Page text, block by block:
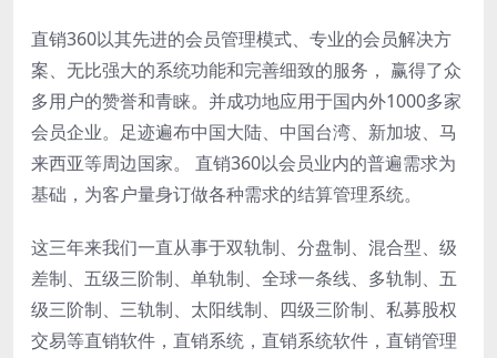
直销360以其先进的会员管理模式、专业的会员解决方
案、无比强大的系统功能和完善细致的服务， 赢得了众
多用户的赞誉和青睐。并成功地应用于国内外1000多家
会员企业。足迹遍布中国大陆、中国台湾、新加坡、马
来西亚等周边国家。 直销360以会员业内的普遍需求为
基础，为客户量身订做各种需求的结算管理系统。
这三年来我们一直从事于双轨制、分盘制、混合型、级
差制、五级三阶制、单轨制、全球一条线、多轨制、五
级三阶制、三轨制、太阳线制、四级三阶制、私募股权
交易等直销软件，直销系统，直销系统软件，直销管理